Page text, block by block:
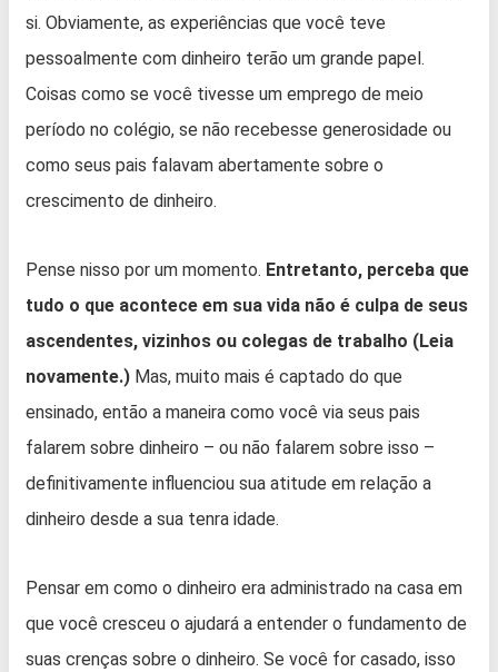
si. Obviamente, as experiências que você teve
pessoalmente com dinheiro terão um grande papel.
Coisas como se você tivesse um emprego de meio
período no colégio, se não recebesse generosidade ou
como seus pais falavam abertamente sobre o
crescimento de dinheiro.
Pense nisso por um momento. Entretanto, perceba que
tudo o que acontece em sua vida não é culpa de seus
ascendentes, vizinhos ou colegas de trabalho (Leia
novamente.) Mas, muito mais é captado do que
ensinado, então a maneira como você via seus pais
falarem sobre dinheiro – ou não falarem sobre isso –
definitivamente influenciou sua atitude em relação a
dinheiro desde a sua tenra idade.
Pensar em como o dinheiro era administrado na casa em
que você cresceu o ajudará a entender o fundamento de
suas crenças sobre o dinheiro. Se você for casado, isso